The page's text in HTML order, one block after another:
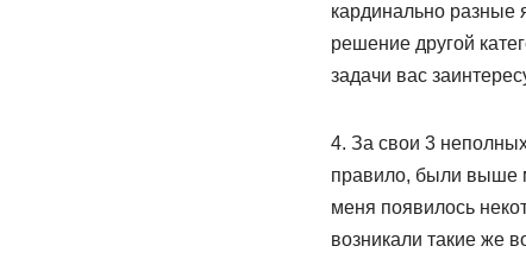
кардинально разные
решение другой
задачи вас
4. За свои 3
правило, были выше
меня появилось
возникали такие же